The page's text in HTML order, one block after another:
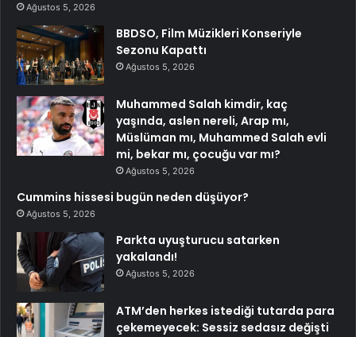
Ağustos 5, 2026
BBDSO, Film Müzikleri Konseriyle
Sezonu Kapattı
Ağustos 5, 2026
Muhammed Salah kimdir, kaç
yaşında, aslen nereli, Arap mı,
Müslüman mı, Muhammed Salah evli
mi, bekar mı, çocuğu var mı?
Ağustos 5, 2026
Cummins hissesi bugün neden düşüyor?
Ağustos 5, 2026
Parkta uyuşturucu satarken
yakalandı!
Ağustos 5, 2026
ATM’den herkes istediği tutarda para
çekemeyecek: Sessiz sedasız değişti